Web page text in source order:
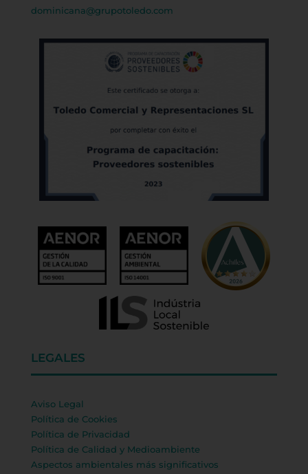
dominicana@grupotoledo.com
LEGALES
Aviso Legal
Política de Cookies
Política de Privacidad
Política de Calidad y Medioambiente
Aspectos ambientales más significativos